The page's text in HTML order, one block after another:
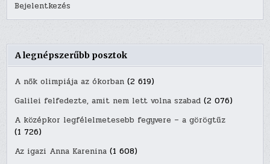
Bejelentkezés
A legnépszerűbb posztok
A nők olimpiája az ókorban (2 619)
Galilei felfedezte, amit nem lett volna szabad (2 076)
A középkor legfélelmetesebb fegyvere – a görögtűz
(1 726)
Az igazi Anna Karenina (1 608)